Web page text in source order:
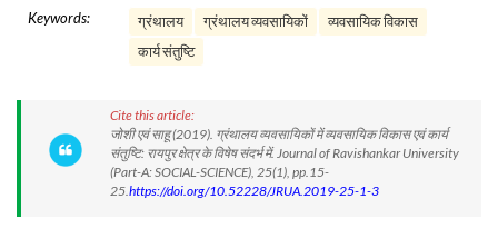
Keywords: ग्रंथालय ग्रंथालय व्यवसायिकों
व्यवसायिक विकास
कार्य संतुष्टि
Cite this article:
जोशी एवं साहू (2019). ग्रंथालय व्यवसायिकों में व्यवसायिक विकास एवं कार्य
संतुष्टि: रायपुर क्षेत्र के विषेष संदर्भ में. Journal of Ravishankar University
(Part-A: SOCIAL-SCIENCE), 25(1), pp.15-
25.https://doi.org/10.52228/JRUA.2019-25-1-3